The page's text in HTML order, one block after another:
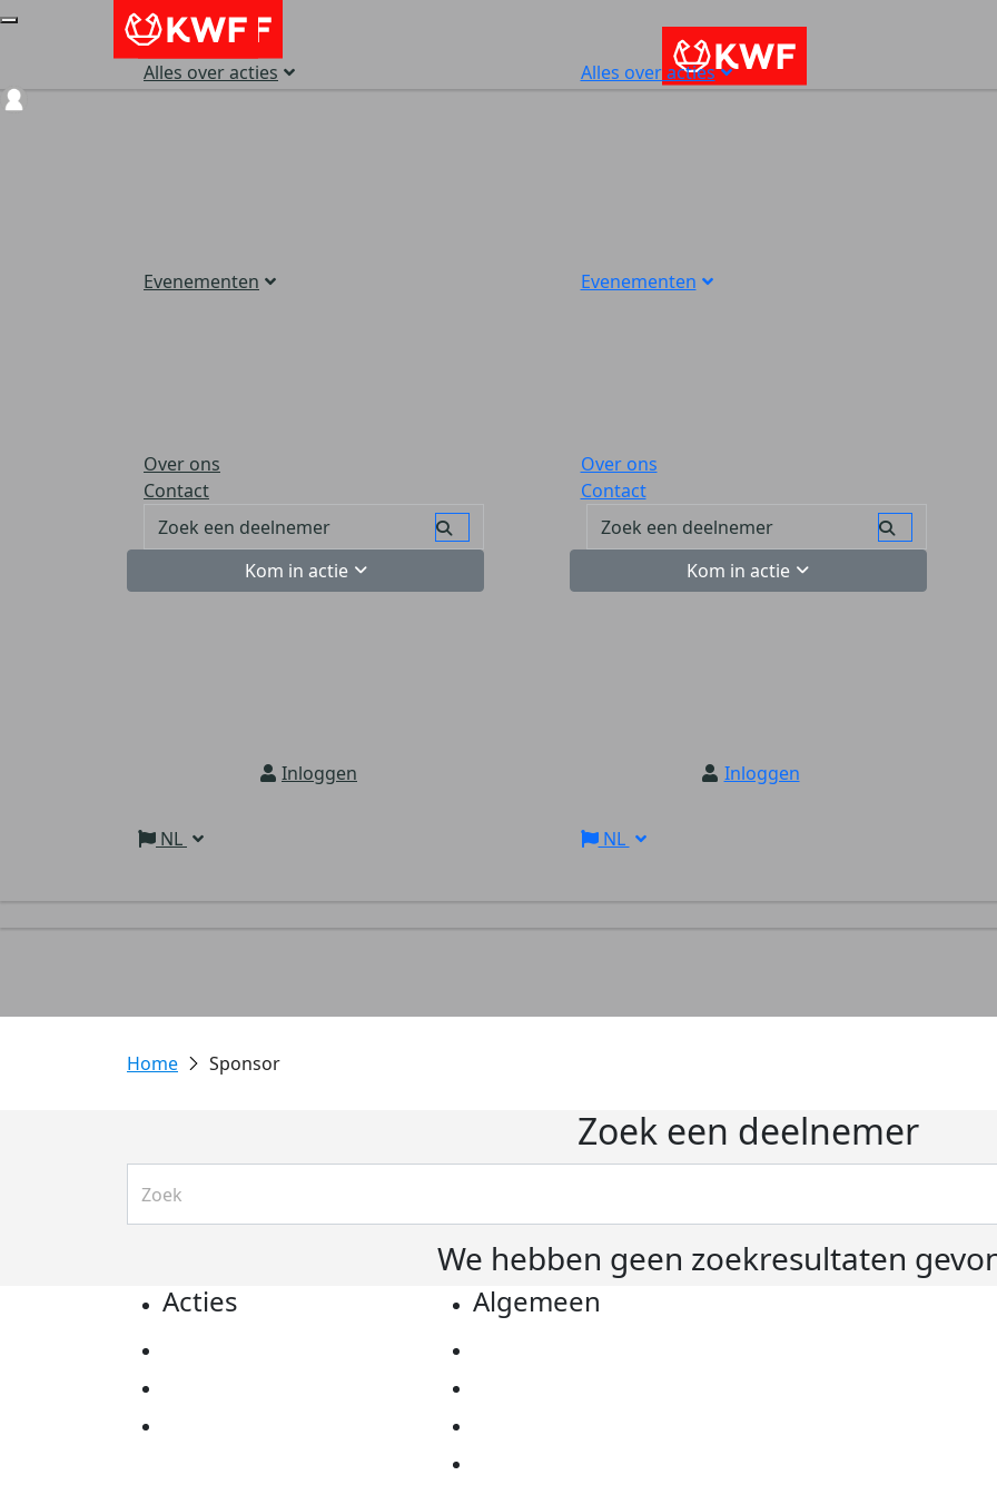
Alles over acties
Evenementen
Over ons
Contact
Kom in actie
Inloggen
NL
Alles over acties
Evenementen
Over ons
Contact
Kom in actie
Inloggen
NL
Sponsor
Zoek een deelnemer
We hebben geen zoekresultaten
Acties Algemeen